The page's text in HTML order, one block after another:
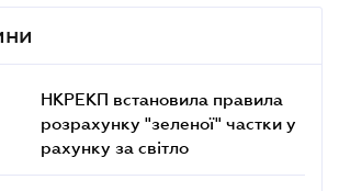
НКРЕКП встановила правила
розрахунку "зеленої" частки у
рахунку за світло